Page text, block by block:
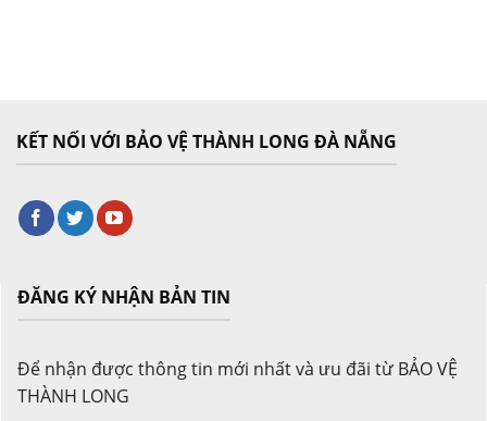
KẾT NỐI VỚI BẢO VỆ THÀNH LONG ĐÀ NẴNG
ĐĂNG KÝ NHẬN BẢN TIN
Để nhận được thông tin mới nhất và ưu đãi từ BẢO VỆ
THÀNH LONG